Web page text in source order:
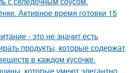
Активное время готовки 15
- это не значит есть
продукты, которые содержат
в каждом кусочке.
которые умеют элегантно